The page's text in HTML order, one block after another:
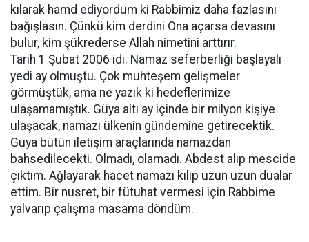
kılarak hamd ediyordum ki Rabbimiz daha fazlasını
bağışlasın. Çünkü kim derdini Ona açarsa devasını
bulur, kim şükrederse Allah nimetini arttırır.
Tarih 1 Şubat 2006 idi. Namaz seferberliği başlayalı
yedi ay olmuştu. Çok muhteşem gelişmeler
görmüştük, ama ne yazık ki hedeflerimize
ulaşamamıştık. Güya altı ay içinde bir milyon kişiye
ulaşacak, namazı ülkenin gündemine getirecektik.
Güya bütün iletişim araçlarında namazdan
bahsedilecekti. Olmadı, olamadı. Abdest alıp mescide
çıktım. Ağlayarak hacet namazı kılıp uzun uzun dualar
ettim. Bir nusret, bir fütuhat vermesi için Rabbime
yalvarıp çalışma masama döndüm.